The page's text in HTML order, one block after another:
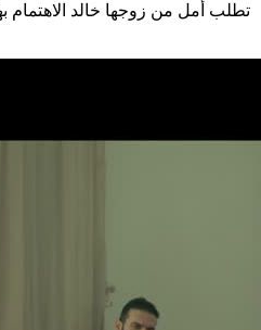
تطلب أمل من زوجها خالد الاهتمام